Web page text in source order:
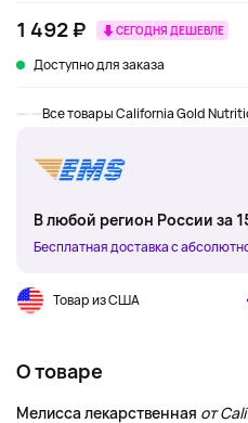
1 492 ₽ СЕГОДНЯ ДЕШЕВЛЕ
Доступно для заказа
Все товары California Gold
В любой регион России за
Бесплатная доставка с
Товар из США
О товаре
Мелисса лекарственная от